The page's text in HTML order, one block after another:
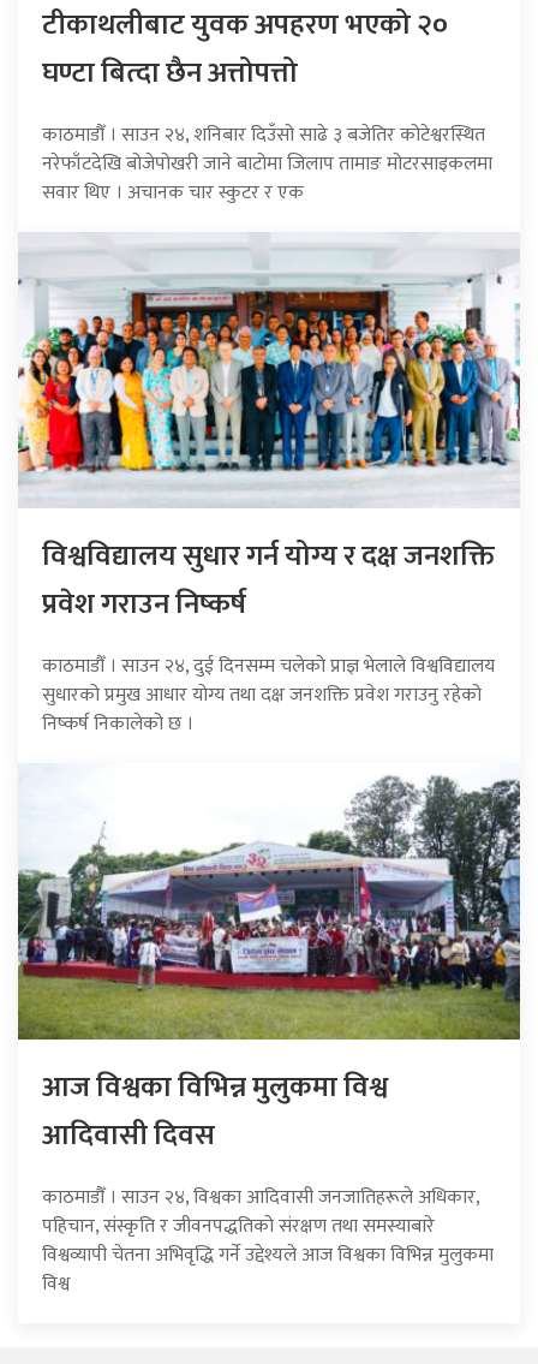
टीकाथलीबाट युवक अपहरण भएको २०
घण्टा बित्दा छैन अत्तोपत्तो
काठमाडौँ । साउन २४, शनिबार दिउँसो साढे ३ बजेतिर कोटेश्वरस्थित
नरेफाँटदेखि बोजेपोखरी जाने बाटोमा जिलाप तामाङ मोटरसाइकलमा
सवार थिए । अचानक चार स्कुटर र एक
विश्वविद्यालय सुधार गर्न योग्य र दक्ष जनशक्ति
प्रवेश गराउन निष्कर्ष
काठमाडौँ । साउन २४, दुई दिनसम्म चलेको प्राज्ञ भेलाले विश्वविद्यालय
सुधारको प्रमुख आधार योग्य तथा दक्ष जनशक्ति प्रवेश गराउनु रहेको
निष्कर्ष निकालेको छ ।
आज विश्वका विभिन्न मुलुकमा विश्व
आदिवासी दिवस
काठमाडौँ । साउन २४, विश्वका आदिवासी जनजातिहरूले अधिकार,
पहिचान, संस्कृति र जीवनपद्धतिको संरक्षण तथा समस्याबारे
विश्वव्यापी चेतना अभिवृद्धि गर्ने उद्देश्यले आज विश्वका विभिन्न मुलुकमा
विश्व